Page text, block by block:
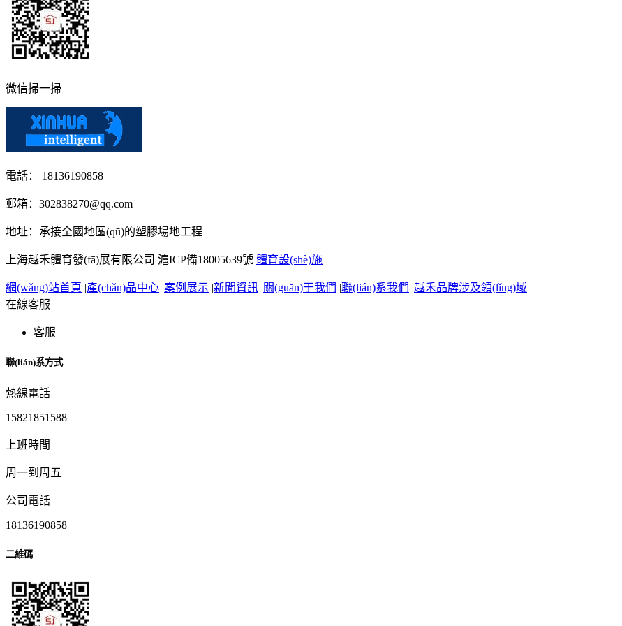
微信掃一掃
電話： 18136190858
郵箱：302838270@qq.com
地址：承接全國地區(qū)的塑膠場地工程
上海越禾體育發(fā)展有限公司 滬ICP備18005639號 體育設(shè)施
網(wǎng)站首頁 |產(chǎn)品中心 |案例展示 |新聞資訊 |關(guān)于我們 |聯(lián)系我們 |越禾品牌涉及領(lǐng)域
在線客服
客服
聯(lián)系方式
熱線電話
15821851588
上班時間
周一到周五
公司電話
18136190858
二維碼